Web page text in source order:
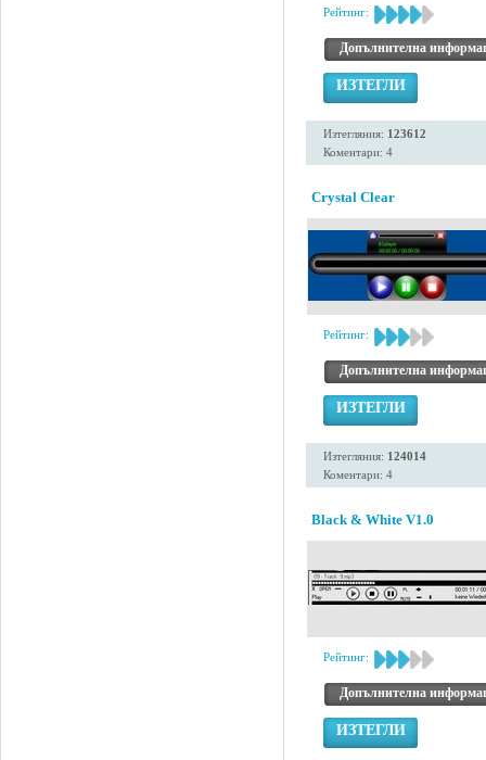
Рейтинг:
Допълнителна
ИЗТЕГЛИ
Изтегляния: 123612
Коментари: 4
Crystal Clear
Рейтинг:
Допълнителна
ИЗТЕГЛИ
Изтегляния: 124014
Коментари: 4
Black & White V1.0
Рейтинг:
Допълнителна
ИЗТЕГЛИ